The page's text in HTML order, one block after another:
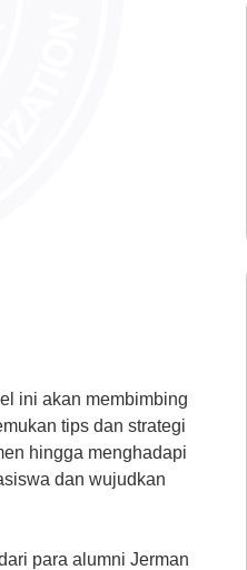
ini akan membimbing
tips dan strategi
hingga menghadapi
dan wujudkan
para alumni Jerman